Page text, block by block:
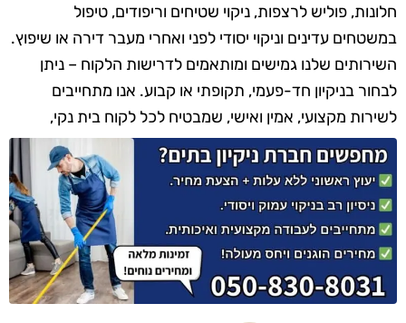
חלונות, פוליש לרצפות, ניקוי שטיחים וריפודים, טיפול
במשטחים עדינים וניקוי יסודי לפני ואחרי מעבר דירה או שיפוץ.
השירותים שלנו גמישים ומותאמים לדרישות הלקוח – ניתן
לבחור בניקיון חד-פעמי, תקופתי או קבוע. אנו מתחייבים
לשירות מקצועי, אמין ואישי, שמבטיח לכל לקוח בית נקי,
מסודר ומזמין.